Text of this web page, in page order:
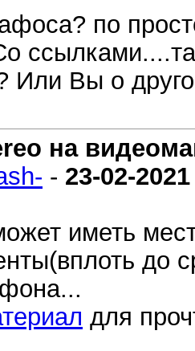
по
Или Вы о
на
- 23-02-2021
иметь
до
для